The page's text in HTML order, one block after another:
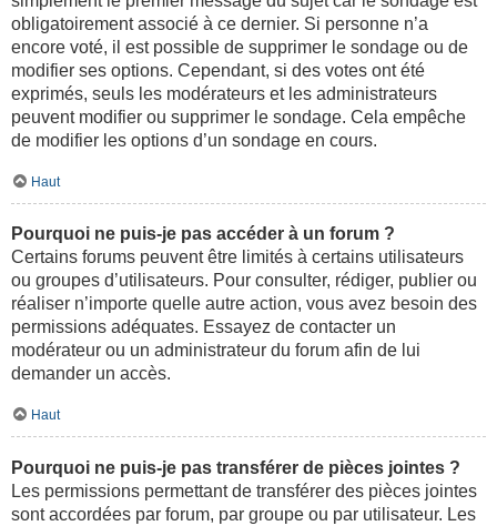
obligatoirement associé à ce dernier. Si personne n’a
encore voté, il est possible de supprimer le sondage ou de
modifier ses options. Cependant, si des votes ont été
exprimés, seuls les modérateurs et les administrateurs
peuvent modifier ou supprimer le sondage. Cela empêche
de modifier les options d’un sondage en cours.
Haut
Pourquoi ne puis-je pas accéder à un forum ?
Certains forums peuvent être limités à certains utilisateurs
ou groupes d’utilisateurs. Pour consulter, rédiger, publier ou
réaliser n’importe quelle autre action, vous avez besoin des
permissions adéquates. Essayez de contacter un
modérateur ou un administrateur du forum afin de lui
demander un accès.
Haut
Pourquoi ne puis-je pas transférer de pièces jointes ?
Les permissions permettant de transférer des pièces jointes
sont accordées par forum, par groupe ou par utilisateur. Les